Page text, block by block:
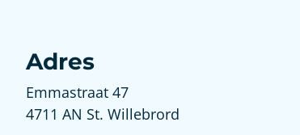
Adres
Emmastraat 47
4711 AN St. Willebrord